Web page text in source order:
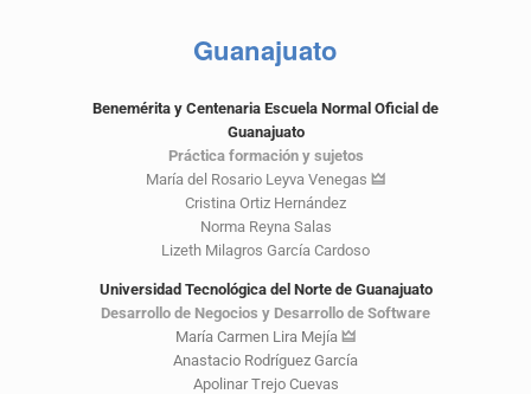
Guanajuato
Benemérita y Centenaria Escuela Normal Oficial de
Guanajuato
Práctica formación y sujetos
María del Rosario Leyva Venegas 🜲
Cristina Ortiz Hernández
Norma Reyna Salas
Lizeth Milagros García Cardoso
Universidad Tecnológica del Norte de Guanajuato
Desarrollo de Negocios y Desarrollo de Software
María Carmen Lira Mejía 🜲
Anastacio Rodríguez García
Apolinar Trejo Cuevas